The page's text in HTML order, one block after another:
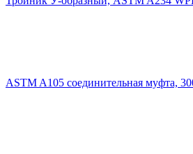
ASTM A105 соединительная муфта,